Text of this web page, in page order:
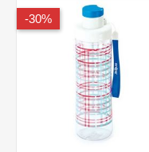
30%-